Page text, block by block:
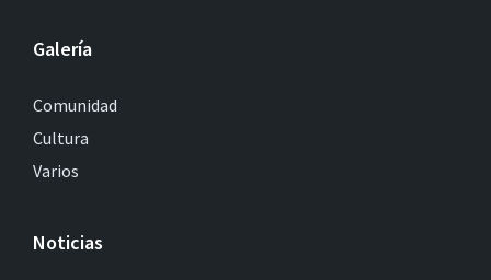
Galería
Comunidad
Cultura
Varios
Noticias